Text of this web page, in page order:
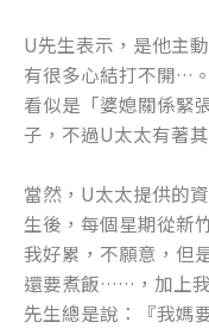
U先生表示，是他主
有很多心結打不開…
看似是「婆媳關係緊
子，不過U太太有著
當然，U太太提供的
生後，每個星期從新
我好累，不願意，但
還要煮飯……，加上
先生總是說：『我媽